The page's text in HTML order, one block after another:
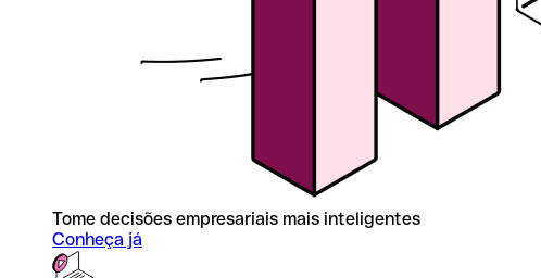
Tome decisões empresariais mais inteligentes
Conheça já